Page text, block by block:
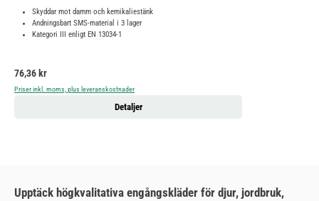
Skyddar mot damm och kemikaliestänk
Andningsbart SMS-material i 3 lager
Kategori III enligt EN 13034-1
Ordinarie pris:
76,36 kr
Priser inkl. moms, plus leveranskostnader
Detaljer
Upptäck högkvalitativa engångskläder för djur, jordbruk,